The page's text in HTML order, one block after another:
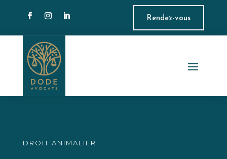
Rendez-vous
DROIT ANIMALIER